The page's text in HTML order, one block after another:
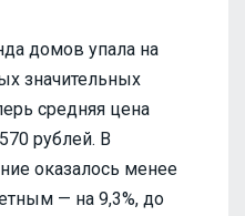
домов упала на
значительных
средняя цена
рублей. В
оказалось менее
— на 9,3%, до